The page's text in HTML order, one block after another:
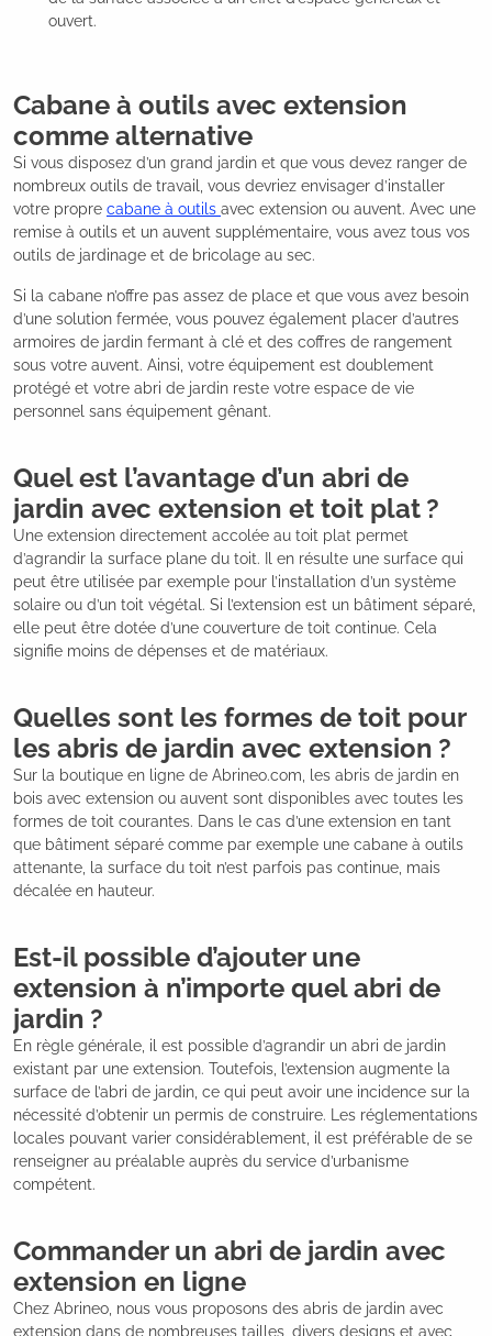
ouvert.
Cabane à outils avec extension
comme alternative
Si vous disposez d’un grand jardin et que vous devez ranger de
nombreux outils de travail, vous devriez envisager d’installer
votre propre cabane à outils avec extension ou auvent. Avec une
remise à outils et un auvent supplémentaire, vous avez tous vos
outils de jardinage et de bricolage au sec.
Si la cabane n’offre pas assez de place et que vous avez besoin
d’une solution fermée, vous pouvez également placer d’autres
armoires de jardin fermant à clé et des coffres de rangement
sous votre auvent. Ainsi, votre équipement est doublement
protégé et votre abri de jardin reste votre espace de vie
personnel sans équipement gênant.
Quel est l’avantage d’un abri de
jardin avec extension et toit plat ?
Une extension directement accolée au toit plat permet
d’agrandir la surface plane du toit. Il en résulte une surface qui
peut être utilisée par exemple pour l’installation d’un système
solaire ou d’un toit végétal. Si l’extension est un bâtiment séparé,
elle peut être dotée d’une couverture de toit continue. Cela
signifie moins de dépenses et de matériaux.
Quelles sont les formes de toit pour
les abris de jardin avec extension ?
Sur la boutique en ligne de Abrineo.com, les abris de jardin en
bois avec extension ou auvent sont disponibles avec toutes les
formes de toit courantes. Dans le cas d’une extension en tant
que bâtiment séparé comme par exemple une cabane à outils
attenante, la surface du toit n’est parfois pas continue, mais
décalée en hauteur.
Est-il possible d’ajouter une
extension à n’importe quel abri de
jardin ?
En règle générale, il est possible d’agrandir un abri de jardin
existant par une extension. Toutefois, l’extension augmente la
surface de l’abri de jardin, ce qui peut avoir une incidence sur la
nécessité d’obtenir un permis de construire. Les réglementations
locales pouvant varier considérablement, il est préférable de se
renseigner au préalable auprès du service d’urbanisme
compétent.
Commander un abri de jardin avec
extension en ligne
Chez Abrineo, nous vous proposons des abris de jardin avec
extension dans de nombreuses tailles, divers designs et avec